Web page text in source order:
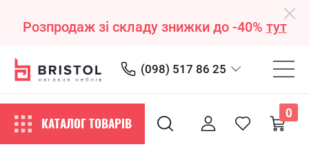
Розпродаж зі складу знижки до -40% тут
(098) 517 86 25
КАТАЛОГ ТОВАРІВ
0